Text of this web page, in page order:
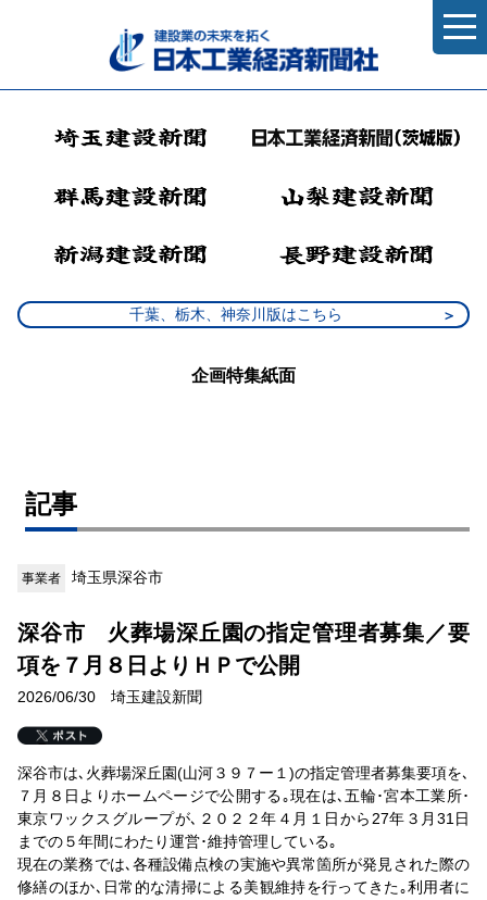
千葉、栃木、神奈川版はこちら
企画特集紙面
記事
事業者 埼玉県深谷市
深谷市 火葬場深丘園の指定管理者募集／要
項を７月８日よりＨＰで公開
2026/06/30 埼玉建設新聞
深谷市は､火葬場深丘園(山河３９７ー１)の指定管理者募集要項を､
７月８日よりホームページで公開する｡現在は､五輪･宮本工業所･
東京ワックスグループが､２０２２年４月１日から27年３月31日
までの５年間にわたり運営･維持管理している｡
現在の業務では､各種設備点検の実施や異常箇所が発見された際の
修繕のほか､日常的な清掃による美観維持を行ってきた｡利用者に